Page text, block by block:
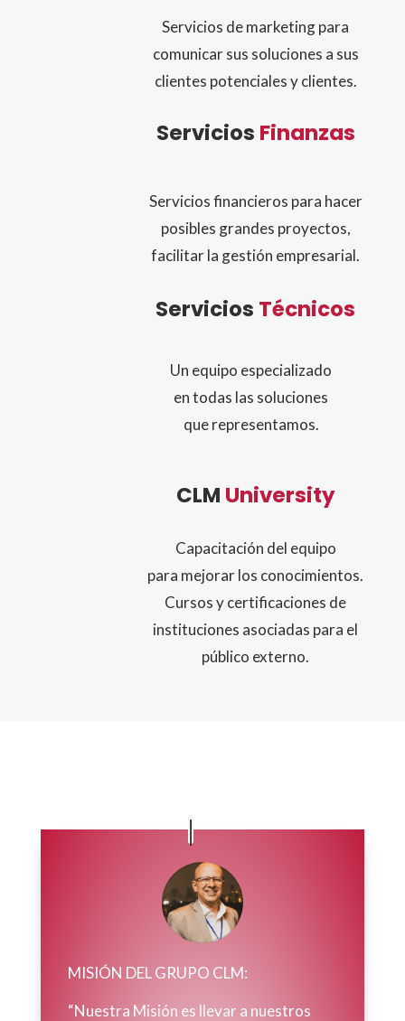
Servicios de marketing para
comunicar sus soluciones a sus
clientes potenciales y clientes.
Servicios Finanzas
Servicios financieros para hacer
posibles grandes proyectos,
facilitar la gestión empresarial.
Servicios Técnicos
Un equipo especializado
en todas las soluciones
que representamos.
CLM University
Capacitación del equipo
para mejorar los conocimientos.
Cursos y certificaciones de
instituciones asociadas para el
público externo.
MISIÓN DEL GRUPO CLM:
“Nuestra Misión es llevar a nuestros